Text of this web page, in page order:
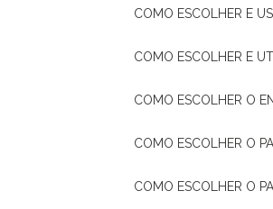
COMO ESCOLHER E
COMO ESCOLHER E
COMO ESCOLHER O
COMO ESCOLHER O
COMO ESCOLHER O